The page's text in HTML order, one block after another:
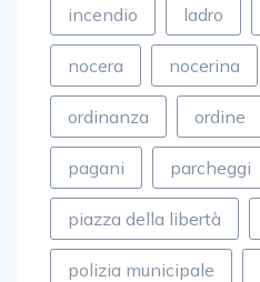
incendio ladro
nocera nocerina
ordinanza ordine
pagani parcheggi
piazza della libertà
polizia municipale